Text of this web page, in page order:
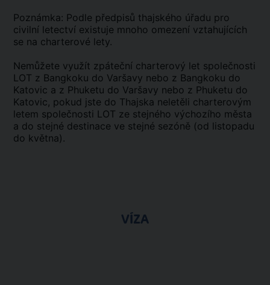
Poznámka: Podle předpisů thajského úřadu pro
civilní letectví existuje mnoho omezení vztahujících
se na charterové lety.
Nemůžete využít zpáteční charterový let společnosti
LOT z Bangkoku do Varšavy nebo z Bangkoku do
Katovic a z Phuketu do Varšavy nebo z Phuketu do
Katovic, pokud jste do Thajska neletěli charterovým
letem společnosti LOT ze stejného výchozího města
a do stejné destinace ve stejné sezóně (od listopadu
do května).
VÍZA